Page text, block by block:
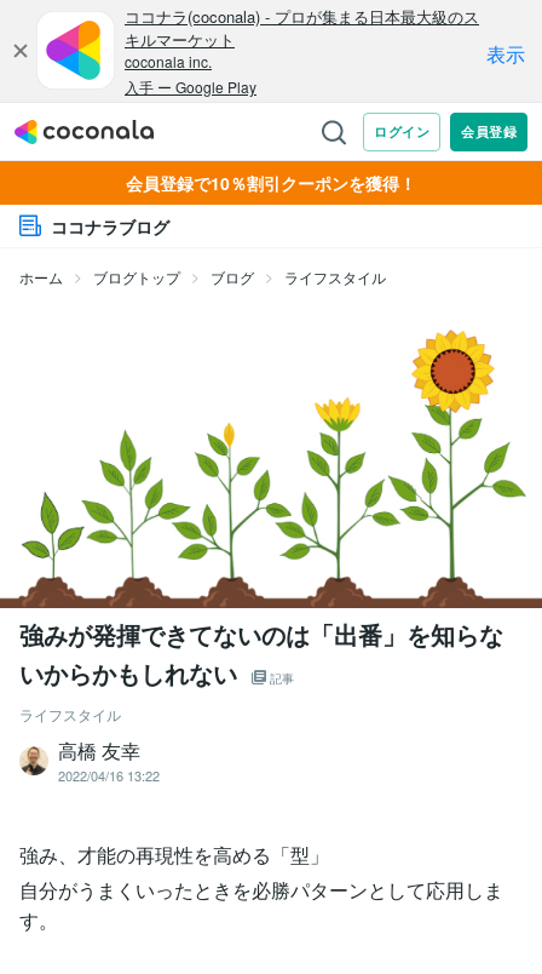
会員登録で10％割引クーポンを獲得！
ココナラブログ
ホーム ブログトップ ブログ ライフスタイル
強みが発揮できてないのは「出番」を知らな
いからかもしれない
記事
ライフスタイル
高橋 友幸
2022/04/16 13:22
強み、才能の再現性を高める「型」
自分がうまくいったときを必勝パターンとして応用しま
す。